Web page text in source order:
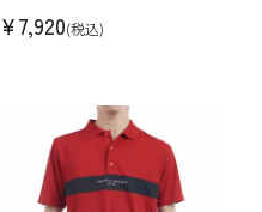
¥7,920(税込)